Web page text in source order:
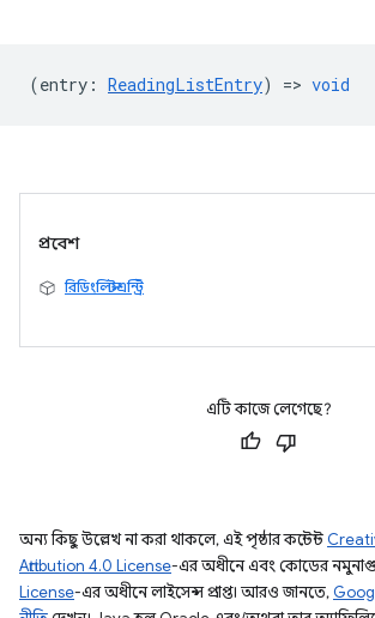
(entry : ReadingListEntry) => void
প্রবেশ
রিডিংলিস্টএন্ট্রি
এটি কাজে লেগেছে?
অন্য কিছু উল্লেখ না করা থাকলে, এই পৃষ্ঠার কন্টেন্ট
Attribution 4.0 License-এর অধীনে এবং কোডের
License-এর অধীনে লাইসেন্স প্রাপ্ত। আরও জানতে,